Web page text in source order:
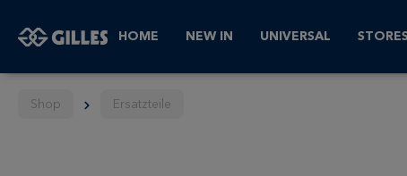
HOME NEW IN UNIVERSAL STORES
Shop Ersatzteile